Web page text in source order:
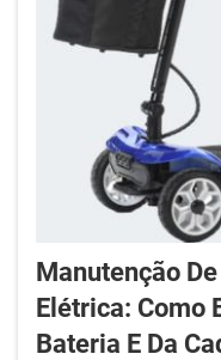
Manutenção
Elétrica: Como
Bateria E Da